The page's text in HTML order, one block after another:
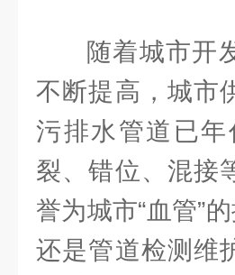
随着城市开
不断提高，城市
污排水管道已
裂、错位、混接
誉为城市“血管”
还是管道检测维